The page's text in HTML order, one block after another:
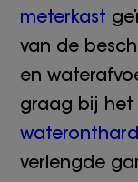
meterkast
van de
en
graag bij het
verlengde